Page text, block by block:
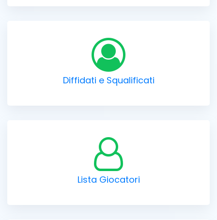
Diffidati e Squalificati
Lista Giocatori